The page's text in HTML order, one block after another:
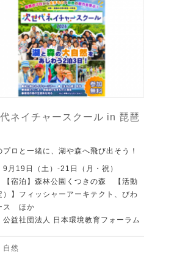
ネイチャースクール in 琵琶
プロと一緒に、湖や森へ飛び出そう！
9月19日（土）-21日（月・祝）
【宿泊】森林公園くつきの森 【活動
）】フィッシャーアーキテクト、びわ
ス ほか
公益社団法人 日本環境教育フォーラム
自然